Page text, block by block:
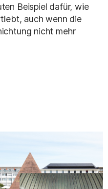
Beispiel dafür, wie
auch wenn die
nicht mehr